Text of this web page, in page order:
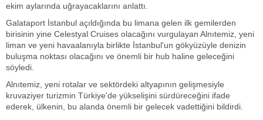
ekim aylarında uğrayacaklarını anlattı.
Galataport İstanbul açıldığında bu limana gelen ilk gemilerden
birisinin yine Celestyal Cruises olacağını vurgulayan Alnıtemiz, yeni
liman ve yeni havaalanıyla birlikte İstanbul'un gökyüzüyle denizin
buluşma noktası olacağını ve önemli bir hub haline geleceğini
söyledi.
Alnıtemiz, yeni rotalar ve sektördeki altyapının gelişmesiyle
kruvaziyer turizmin Türkiye'de yükselişini sürdüreceğini ifade
ederek, ülkenin, bu alanda önemli bir gelecek vadettiğini bildirdi.